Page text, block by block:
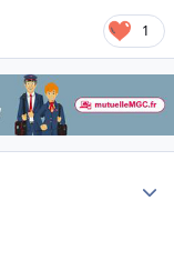
1